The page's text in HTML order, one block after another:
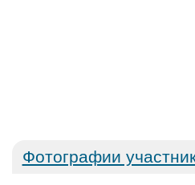
Фотографии